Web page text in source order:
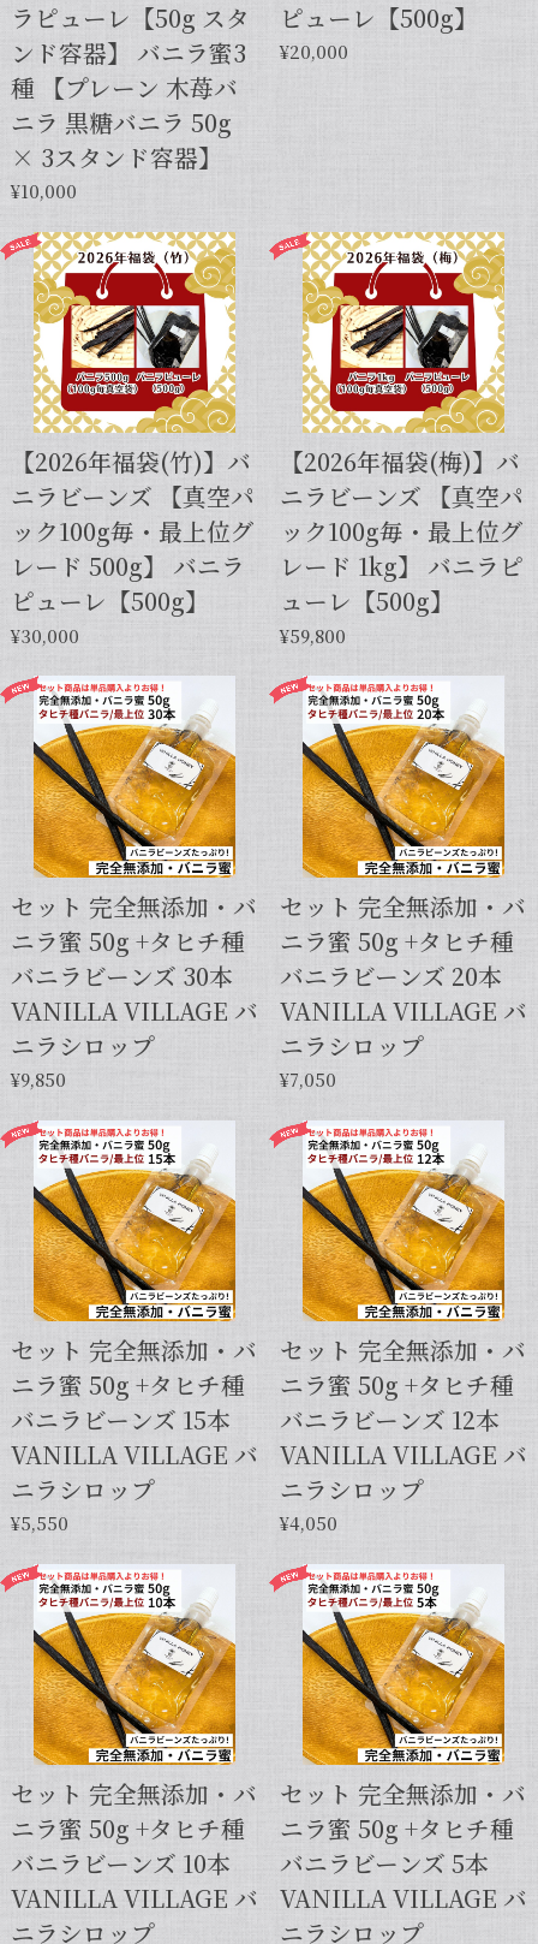
ラピューレ【50g スタ
ンド容器】 バニラ蜜3
種 【プレーン 木苺バ
ニラ 黒糖バニラ 50g
× 3スタンド容器】
¥10,000
ピューレ【500g】
¥20,000
【2026年福袋(竹)】バ
ニラビーンズ 【真空パ
ック100g毎・最上位グ
レード 500g】 バニラ
ピューレ【500g】
¥30,000
【2026年福袋(梅)】バ
ニラビーンズ 【真空パ
ック100g毎・最上位グ
レード 1kg】 バニラピ
ューレ【500g】
¥59,800
セット 完全無添加・バ
ニラ蜜 50g +タヒチ種
バニラビーンズ 30本
VANILLA VILLAGE バ
ニラシロップ
¥9,850
セット 完全無添加・バ
ニラ蜜 50g +タヒチ種
バニラビーンズ 20本
VANILLA VILLAGE バ
ニラシロップ
¥7,050
セット 完全無添加・バ
ニラ蜜 50g +タヒチ種
バニラビーンズ 15本
VANILLA VILLAGE バ
ニラシロップ
¥5,550
セット 完全無添加・バ
ニラ蜜 50g +タヒチ種
バニラビーンズ 12本
VANILLA VILLAGE バ
ニラシロップ
¥4,050
セット 完全無添加・バ
ニラ蜜 50g +タヒチ種
バニラビーンズ 10本
VANILLA VILLAGE バ
ニラシロップ
セット 完全無添加・バ
ニラ蜜 50g +タヒチ種
バニラビーンズ 5本
VANILLA VILLAGE バ
ニラシロップ